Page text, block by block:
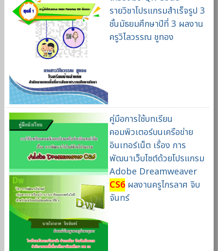
รายวิชาโปรแกรมสำเร็จรูป 3
ชั้นมัธยมศึกษาปีที่ 3 ผลงาน
ครูวิไลวรรณ ชูทอง
คู่มือการใช้บทเรียน
คอมพิวเตอร์บนเครือข่าย
อินเทอร์เน็ต เรื่อง การ
พัฒนาเว็บไซต์ด้วยโปรแกรม
Adobe Dreamweaver
CS6ผลงานครูไกรลาศ จิบ
จันทร์